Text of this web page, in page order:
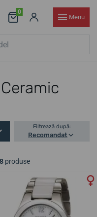
0
Menu
Filtrează după:
Recomandat
produse